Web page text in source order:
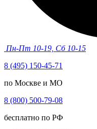
Пн-Пт 10-19, Сб 10-15
8 (495) 150-45-71
по Москве и МО
8 (800) 500-79-08
бесплатно по РФ